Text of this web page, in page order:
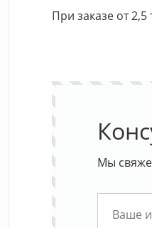
При заказе от 2,5
Мы